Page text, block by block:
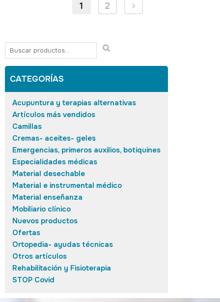
1 2
CATEGORÍAS
Acupuntura y terapias alternativas
Artículos más vendidos
Camillas
Cremas- aceites- geles
Emergencias, primeros auxilios, botiquines
Especialidades médicas
Material desechable
Material e instrumental médico
Material enseñanza
Mobiliario clínico
Nuevos productos
Ofertas
Ortopedia- ayudas técnicas
Otros artículos
Rehabilitación y Fisioterapia
STOP Covid